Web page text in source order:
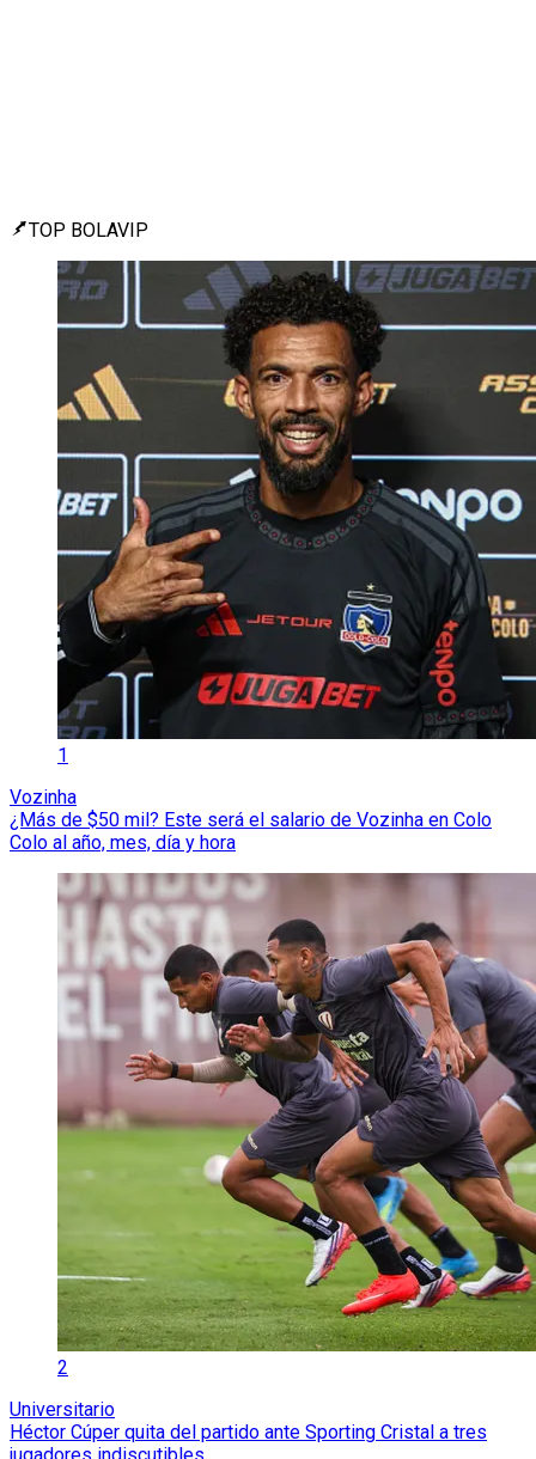
TOP BOLAVIP
1
Vozinha
¿Más de $50 mil? Este será el salario de Vozinha en Colo
Colo al año, mes, día y hora
2
Universitario
Héctor Cúper quita del partido ante Sporting Cristal a tres